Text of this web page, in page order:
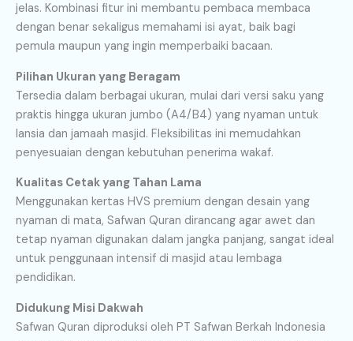
jelas. Kombinasi fitur ini membantu pembaca membaca
dengan benar sekaligus memahami isi ayat, baik bagi
pemula maupun yang ingin memperbaiki bacaan.
Pilihan Ukuran yang Beragam
Tersedia dalam berbagai ukuran, mulai dari versi saku yang
praktis hingga ukuran jumbo (A4/B4) yang nyaman untuk
lansia dan jamaah masjid. Fleksibilitas ini memudahkan
penyesuaian dengan kebutuhan penerima wakaf.
Kualitas Cetak yang Tahan Lama
Menggunakan kertas HVS premium dengan desain yang
nyaman di mata, Safwan Quran dirancang agar awet dan
tetap nyaman digunakan dalam jangka panjang, sangat ideal
untuk penggunaan intensif di masjid atau lembaga
pendidikan.
Didukung Misi Dakwah
Safwan Quran diproduksi oleh PT Safwan Berkah Indonesia